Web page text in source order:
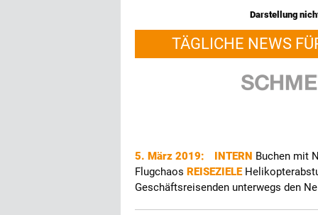
Darstellung
TÄGLICHE NEWS
5. März 2019: INTERN Buchen mit
Flugchaos REISEZIELE
Geschäftsreisenden unterwegs den